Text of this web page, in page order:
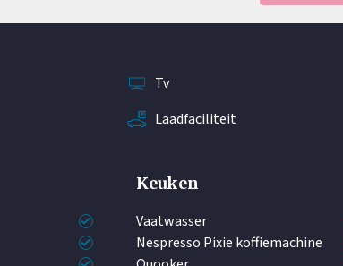
Tv
Laadfaciliteit
Keuken
Vaatwasser
Nespresso Pixie koffiemachine